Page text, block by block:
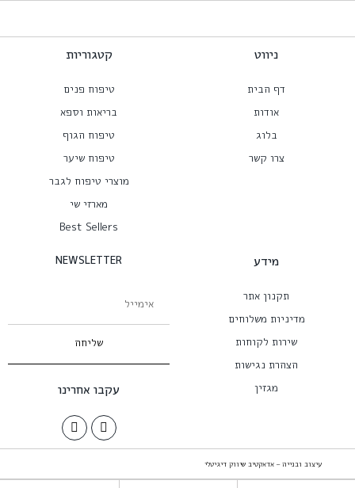
ניווט
דף הבית
אודות
בלוג
צרו קשר
קטגוריות
טיפוח פנים
בריאות וספא
טיפוח הגוף
טיפוח שיער
מוצרי טיפוח לגבר
מארזי שי
Best Sellers
מידע
תקנון אתר
מדיניות משלוחים
שירות לקוחות
הצהרת נגישות
מגזין
NEWSLETTER
שליחה
עקבו אחרינו
עיצוב ובנייה – אדאקטיב שיווק דיגיטלי